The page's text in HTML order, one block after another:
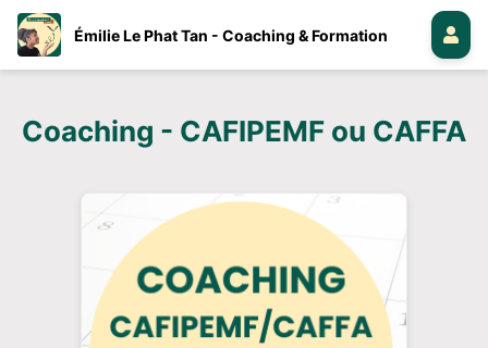
Émilie Le Phat Tan - Coaching & Formation
Coaching - CAFIPEMF ou CAFFA